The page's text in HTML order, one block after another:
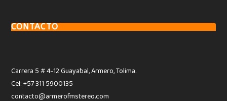
CONTACTO
Carrera 5 # 4-12 Guayabal, Armero, Tolima.
Cel: +57 311 5900135
contacto@armerofmstereo.com